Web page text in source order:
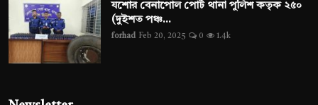
যশোর বেনাপোল পোর্ট থানা পুলিশ কতৃক ২৫০
(দুইশত পঞ্চ...
forhad Feb 20, 2025 0 1.4k